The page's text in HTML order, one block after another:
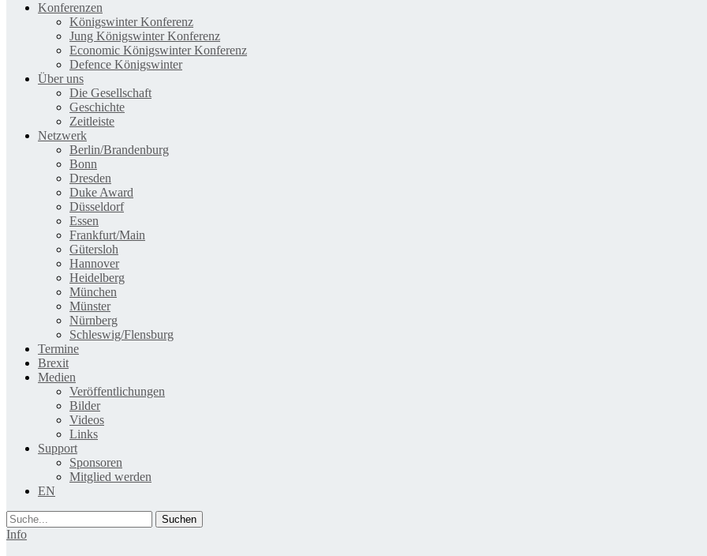
Konferenzen
Königswinter Konferenz
Jung Königswinter Konferenz
Economic Königswinter Konferenz
Defence Königswinter
Über uns
Die Gesellschaft
Geschichte
Zeitleiste
Netzwerk
Berlin/Brandenburg
Bonn
Dresden
Duke Award
Düsseldorf
Essen
Frankfurt/Main
Gütersloh
Hannover
Heidelberg
München
Münster
Nürnberg
Schleswig/Flensburg
Termine
Brexit
Medien
Veröffentlichungen
Bilder
Videos
Links
Support
Sponsoren
Mitglied werden
EN
Suche
Info